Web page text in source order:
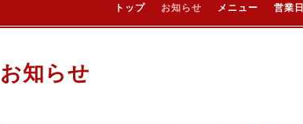
トップ お知らせ メニュー 営業日
お知らせ